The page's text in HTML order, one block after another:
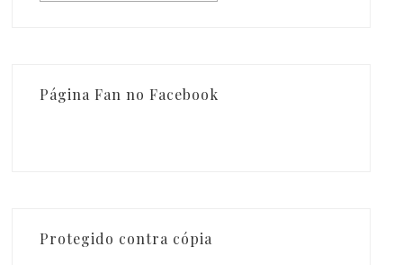
Página Fan no Facebook
Protegido contra cópia